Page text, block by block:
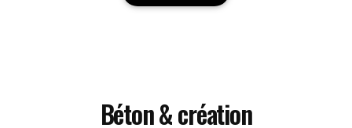
Béton & création